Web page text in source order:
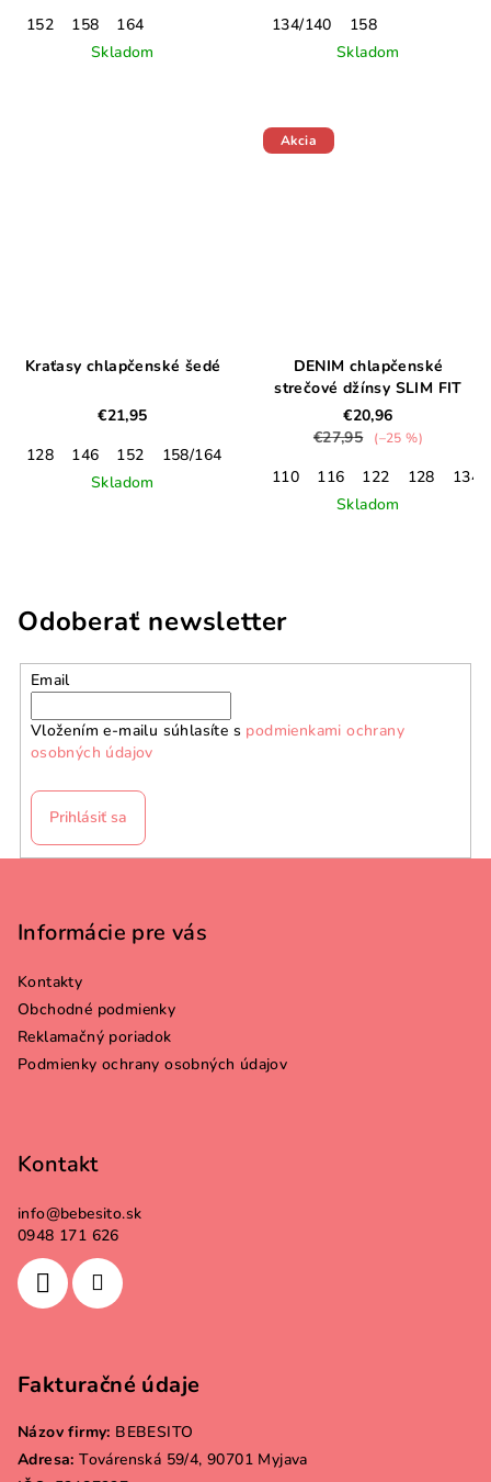
152
158
164
Skladom
134/140
158
Skladom
Kraťasy chlapčenské šedé
€21,95
128
146 152
158/164
Skladom
Akcia
DENIM chlapčenské
strečové džínsy SLIM FIT
€20,96
€27,95
(–25 %)
110 116 122 128
134
Skladom
Odoberať newsletter
Email
Vložením e-mailu súhlasíte s podmienkami ochrany
osobných údajov
Prihlásiť sa
Informácie pre vás
Kontakty
Obchodné podmienky
Reklamačný poriadok
Podmienky ochrany osobných údajov
Kontakt
info@bebesito.sk
0948 171 626
Fakturačné údaje
Názov firmy: BEBESITO
Adresa: Továrenská 59/4, 90701 Myjava